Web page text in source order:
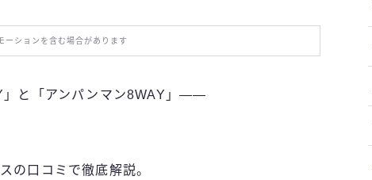
ブログ技術
ーションを含む場合があります
」と「アンパンマン8WAY」――
の口コミで徹底解説。